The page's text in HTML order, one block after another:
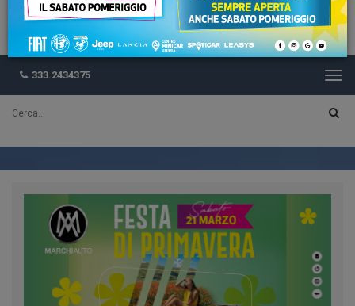
333.2434375